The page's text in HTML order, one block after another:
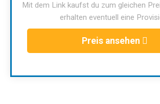
Mit dem Link kaufst du zum gleichen
erhalten eventuell eine
Preis ansehen